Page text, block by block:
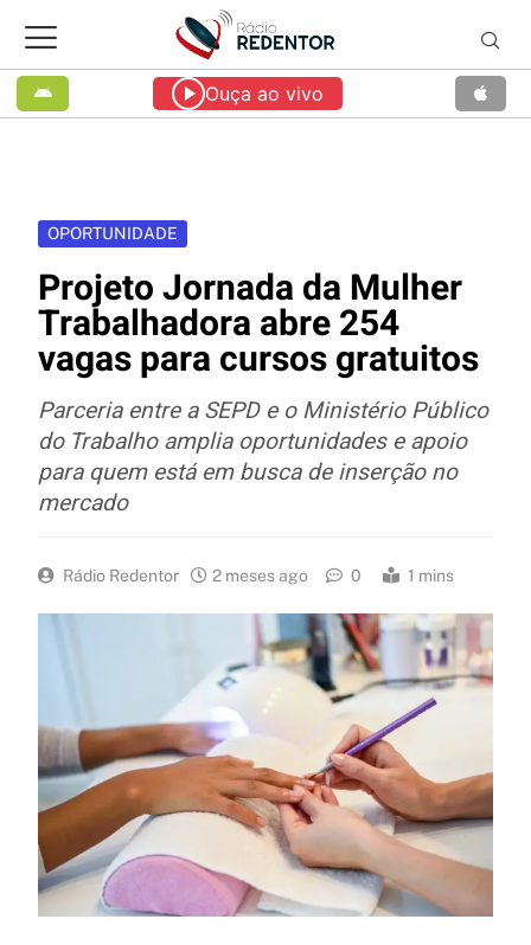
Ouça ao vivo
OPORTUNIDADE
Projeto Jornada da Mulher
Trabalhadora abre 254
vagas para cursos gratuitos
Parceria entre a SEPD e o Ministério Público
do Trabalho amplia oportunidades e apoio
para quem está em busca de inserção no
mercado
Rádio Redentor 2 meses ago 0 1 mins